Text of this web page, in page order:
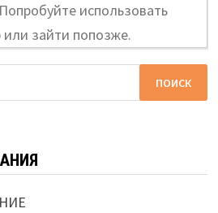
использовать
или зайти попозже.